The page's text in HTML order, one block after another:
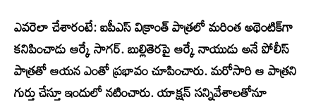
ఎవరెలా చేశారంటే:ఐపీఎస్ విక్రాంత్ పాత్రలో మరింత అథెంటిక్‌గా
కనిపించాడు ఆర్కే సాగర్‌. బుల్లితెరపై ఆర్కే నాయుడు అనే పోలీస్
పాత్రతో ఆయన ఎంతో ప్రభావం చూపించారు. మరోసారి ఆ పాత్రని
గుర్తు చేస్తూ ఇందులో నటించారు. యాక్షన్ సన్నివేశాలతోనూ